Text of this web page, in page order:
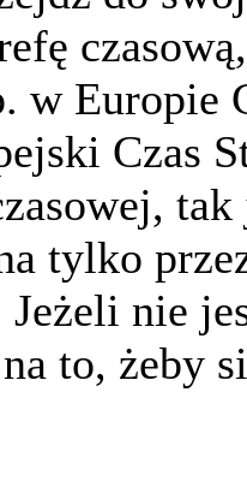
w Europie
Czas
tylko
nie
to, żeby